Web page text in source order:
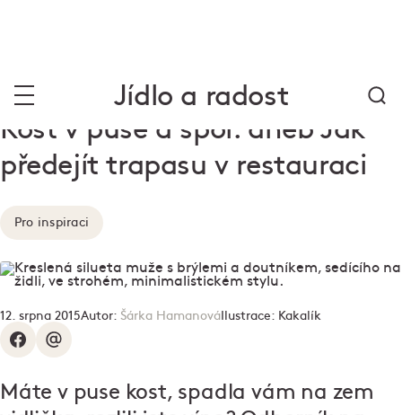
Jídlo a radost
Kost v puse a spol. aneb Jak
předejít trapasu v restauraci
Pro inspiraci
12. srpna 2015Autor: Šárka Hamanová Ilustrace: Kakalík
Máte v puse kost, spadla vám na zem